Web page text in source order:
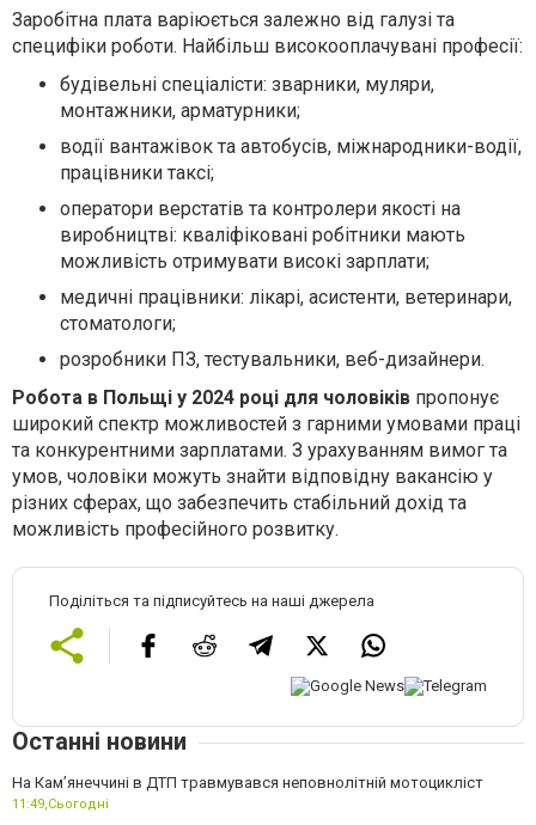
Заробітна плата варіюється залежно від галузі та
специфіки роботи. Найбільш високооплачувані професії:
будівельні спеціалісти: зварники, муляри,
монтажники, арматурники;
водії вантажівок та автобусів, міжнародники-водії,
працівники таксі;
оператори верстатів та контролери якості на
виробництві: кваліфіковані робітники мають
можливість отримувати високі зарплати;
медичні працівники: лікарі, асистенти, ветеринари,
стоматологи;
розробники ПЗ, тестувальники, веб-дизайнери.
Робота в Польщі у 2024 році для чоловіків пропонує
широкий спектр можливостей з гарними умовами праці
та конкурентними зарплатами. З урахуванням вимог та
умов, чоловіки можуть знайти відповідну вакансію у
різних сферах, що забезпечить стабільний дохід та
можливість професійного розвитку.
Поділіться та підписуйтесь на наші джерела
Останні новини
На Кам’янеччині в ДТП травмувався неповнолітній мотоцикліст
11:49,Сьогодні